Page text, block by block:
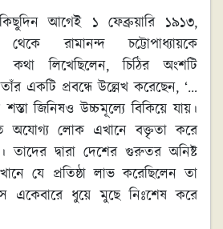
আগেই ১ ফেব্রুয়ারি ১৯১৩,
রামানন্দ চট্টোপাধ্যায়কে
কথা লিখেছিলেন, চিঠির অংশটি
একটি প্রবন্ধে উল্লেখ করেছেন, ‘…
জিনিষও উচ্চমূল্যে বিকিয়ে যায়।
অযোগ্য লোক এখানে বক্তৃতা করে
তাদের দ্বারা দেশের গুরুতর অনিষ্ট
যে প্রতিষ্ঠা লাভ করেছিলেন তা
একেবারে ধুয়ে মুছে নিঃশেষ করে